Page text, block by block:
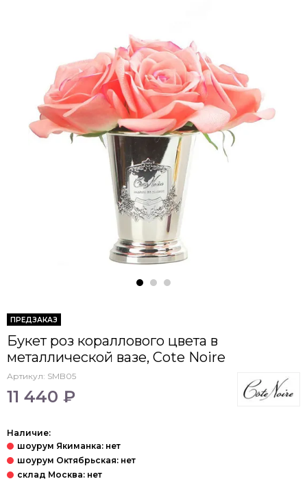
ПРЕДЗАКАЗ
Букет роз кораллового цвета в
металлической вазе, Cote Noire
Артикул: SMB05
11 440 ₽
Наличие: